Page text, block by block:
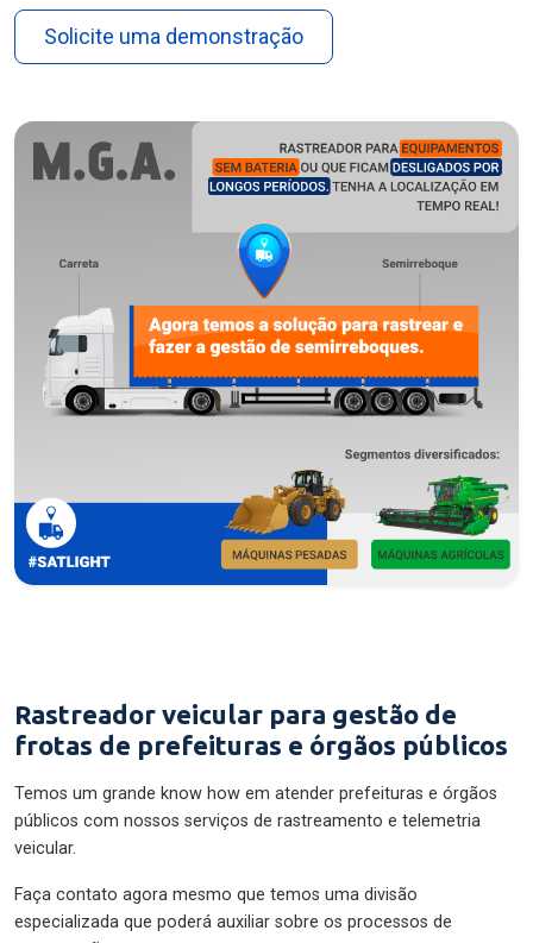
Solicite uma demonstração
Rastreador veicular para gestão de
frotas de prefeituras e órgãos públicos
Temos um grande know how em atender prefeituras e órgãos
públicos com nossos serviços de rastreamento e telemetria
veicular.
Faça contato agora mesmo que temos uma divisão
especializada que poderá auxiliar sobre os processos de